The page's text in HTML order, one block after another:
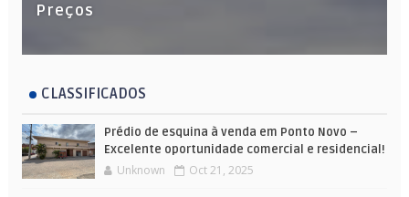
Preços
CLASSIFICADOS
Prédio de esquina à venda em Ponto Novo –
Excelente oportunidade comercial e residencial!
Unknown Oct 21, 2025